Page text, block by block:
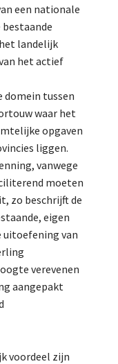
een nationale
landelijk
het actief
tussen
waar het
opgaven
liggen.
vanwege
moeten
zo beschrijft de
eigen
uitoefening van
verevenen
aangepakt
voordeel zijn